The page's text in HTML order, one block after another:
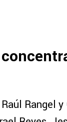
Rangel